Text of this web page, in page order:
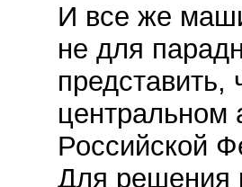
И все же
не для
центральном
Российской
Для решения